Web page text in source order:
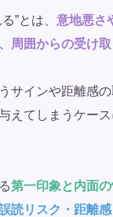
”とは、 意地悪さ
周囲からの受け
サインや距離感
えてしまうケー
第一印象と内面
読リスク・距離